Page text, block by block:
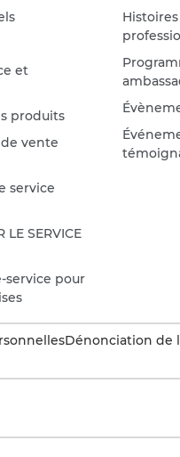
et
produits
vente
service
LE SERVICE
service pour
Dénonciation de